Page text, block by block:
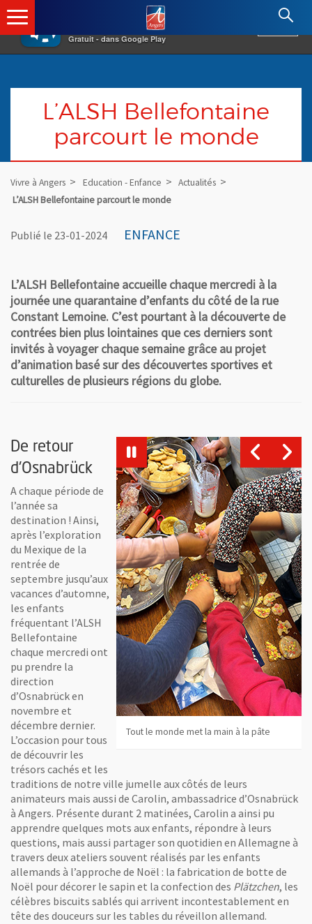
×
Gratuit - dans Google Play
Angers.fr : Retour à l'accueil
L’ALSH Bellefontaine
parcourt le monde
Vivre à Angers Education - Enfance
Actualités
L’ALSH Bellefontaine parcourt le monde
Publié le 23-01-2024 ENFANCE
L’ALSH Bellefontaine accueille chaque mercredi à la
journée une quarantaine d’enfants du côté de la rue
Constant Lemoine. C’est pourtant à la découverte de
contrées bien plus lointaines que ces derniers sont
invités à voyager chaque semaine grâce au projet
d’animation basé sur des découvertes sportives et
culturelles de plusieurs régions du globe.
? Tout le monde met la main à la pâte
Beaucoup d'attention lors de la fabrication de Plätzchen
De retour
d'Osnabrück
A chaque période de
l’année sa
destination ! Ainsi,
après l’exploration
du Mexique de la
rentrée de
septembre jusqu’aux
vacances d’automne,
les enfants
fréquentant l’ALSH
Bellefontaine
chaque mercredi ont
pu prendre la
direction
d’Osnabrück en
novembre et
décembre dernier.
L’occasion pour tous
de découvrir les
trésors cachés et les
traditions de notre ville jumelle aux côtés de leurs
animateurs mais aussi de Carolin, ambassadrice d’Osnabrück
à Angers. Présente durant 2 matinées, Carolin a ainsi pu
apprendre quelques mots aux enfants, répondre à leurs
questions, mais aussi partager son quotidien en Allemagne à
travers deux ateliers souvent réalisés par les enfants
allemands à l’approche de Noël : la fabrication de botte de
Noël pour décorer le sapin et la confection des Plätzchen, les
célèbres biscuits sablés qui arrivent incontestablement en
tête des douceurs sur les tables du réveillon allemand.